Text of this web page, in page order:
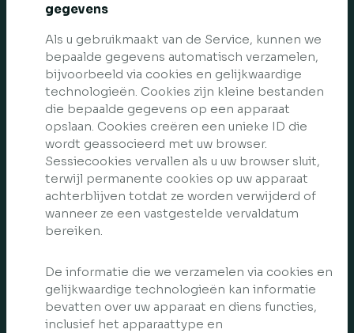
gegevens
Als u gebruikmaakt van de Service, kunnen we
bepaalde gegevens automatisch verzamelen,
bijvoorbeeld via cookies en gelijkwaardige
technologieën. Cookies zijn kleine bestanden
die bepaalde gegevens op een apparaat
opslaan. Cookies creëren een unieke ID die
wordt geassocieerd met uw browser.
Sessiecookies vervallen als u uw browser sluit,
terwijl permanente cookies op uw apparaat
achterblijven totdat ze worden verwijderd of
wanneer ze een vastgestelde vervaldatum
bereiken.
De informatie die we verzamelen via cookies en
gelijkwaardige technologieën kan informatie
bevatten over uw apparaat en diens functies,
inclusief het apparaattype en